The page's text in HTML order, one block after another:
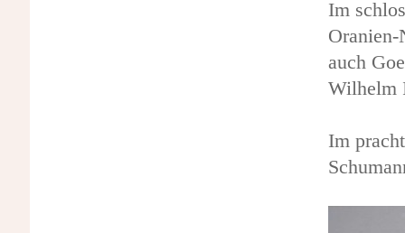
Im
Oranien-
auch
Wilhelm
Im